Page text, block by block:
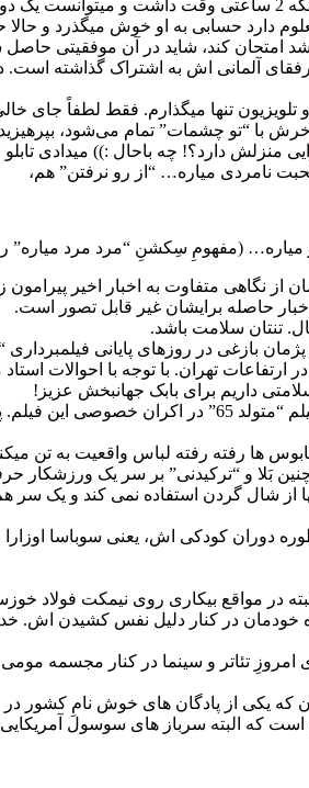
دارد حسابی به او خوش میگذرد و
شد امتحان کند، شاید در آن موفقیتی
آلمانی اش به اشتراک گذاشته است.
و تلویزیون تنها میگذارم. فقط لطفاً
با “تو چشمات” تمام می‌شود،
منزلش دارد؟! چه باحال :))
نامردی میاره… “از رو نرفتن” هم،
(مفهومِ سِکشنِ “مرد مرد میاره” را
نگاهی متفاوت به اخبار اخیر
حاصله برایشان غیر قابل تصور است.
تنتان سلامت باشد.
بازغی در روزهای پایانی فیلمبرداری
تهران. با توجه با احوالات
داریم برای بابک جهانبخش عزیز!
هنگامه حمیدزاده و پدرام شریفی دو
ها رفته رفته لباس واقعیت به تن
بَلا و “ترکیدنی” بر سر یک ورزشکار
شال گردن استفاده نمی کند و یک سر
دوران کودکی اش، یعنی سوباسا
در مواقع بیکاری روی نیمکت فولاد
خودمان در کنار دلیل نفس کشیدن
تئاتر و سینما در کنار مجسمه مومی
نعمتی با سربازان عزیز پادگان 05 کرمان که
که البته سرباز های سوسول